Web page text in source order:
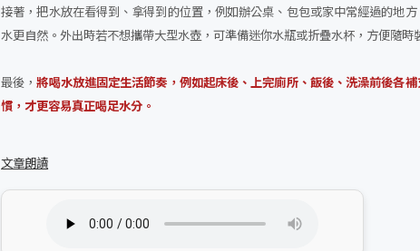
接著，把水放在看得到、拿得到的位置，例如辦公桌、包包或家中常經過的地
水更自然。外出時若不想攜帶大型水壺，可準備迷你水瓶或折疊水杯，方便隨時
最後，將喝水放進固定生活節奏，例如起床後、上完廁所、飯後、洗澡前後各
慣，才更容易真正喝足水分。
文章朗讀